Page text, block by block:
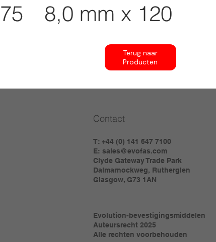
8,0 mm x 120
Terug naar
Producten
Contact
T: +44 (0) 141 647 7100
E:sales@evofas.com
Clyde Gateway Trade Park
Dalmarnockweg, Rutherglen
Glasgow, G73 1AN
Evolution-bevestigingsmiddelen
Auteursrecht 2025
Alle rechten voorbehouden